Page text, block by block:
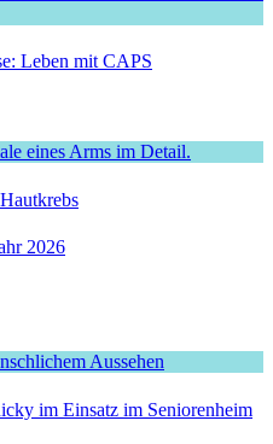
Leben mit CAPS
2026
im Einsatz im Seniorenheim